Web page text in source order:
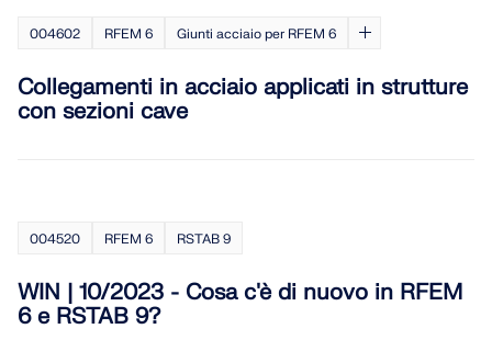
004602 RFEM 6 Giunti acciaio per RFEM 6
Collegamenti in acciaio applicati in strutture
con sezioni cave
004520 RFEM 6 RSTAB 9
WIN | 10/2023 - Cosa c'è di nuovo in RFEM
6 e RSTAB 9?